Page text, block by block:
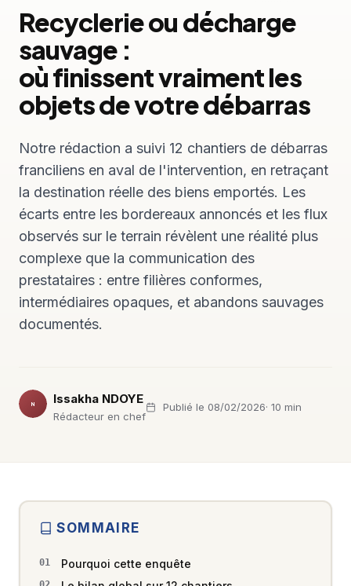
Recyclerie ou décharge
sauvage :
où finissent vraiment les
objets de votre débarras
Notre rédaction a suivi 12 chantiers de débarras
franciliens en aval de l'intervention, en retraçant
la destination réelle des biens emportés. Les
écarts entre les bordereaux annoncés et les flux
observés sur le terrain révèlent une réalité plus
complexe que la communication des
prestataires : entre filières conformes,
intermédiaires opaques, et abandons sauvages
documentés.
IN Issakha NDOYE
Rédacteur en chef
Publié le 08/02/2026· 10 min
SOMMAIRE
Pourquoi cette enquête